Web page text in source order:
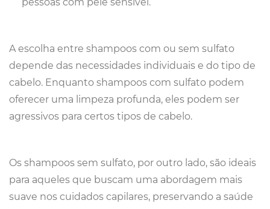
A escolha entre shampoos com ou sem sulfato
depende das necessidades individuais e do tipo de
cabelo. Enquanto shampoos com sulfato podem
oferecer uma limpeza profunda, eles podem ser
agressivos para certos tipos de cabelo.
Os shampoos sem sulfato, por outro lado, são ideais
para aqueles que buscam uma abordagem mais
suave nos cuidados capilares, preservando a saúde